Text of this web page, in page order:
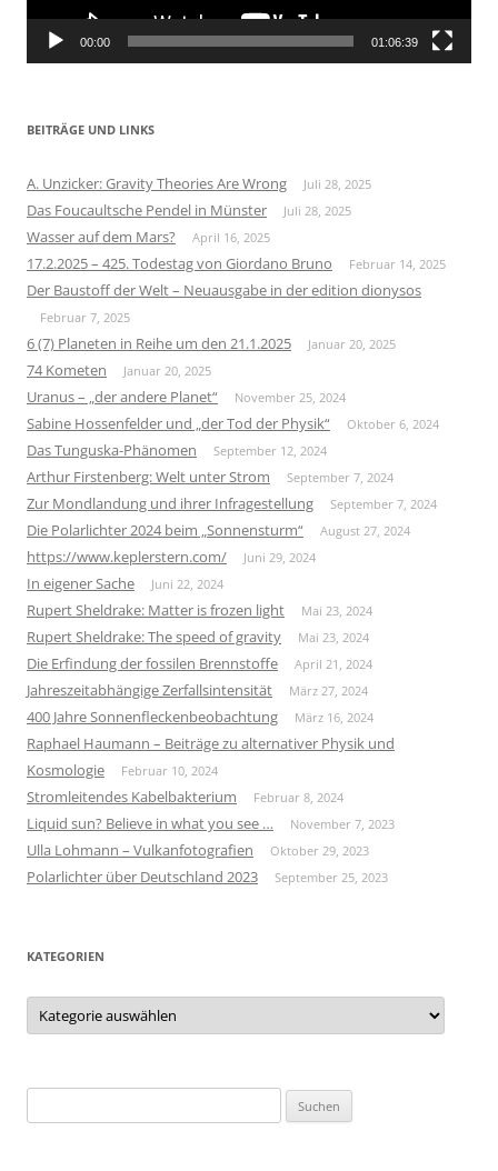
00:00 01:06:39
BEITRÄGE UND LINKS
A. Unzicker: Gravity Theories Are Wrong Juli 28, 2025
Das Foucaultsche Pendel in Münster Juli 28, 2025
Wasser auf dem Mars? April 16, 2025
17.2.2025 – 425. Todestag von Giordano Bruno Februar 14, 2025
Der Baustoff der Welt – Neuausgabe in der edition dionysos
Februar 7, 2025
6 (7) Planeten in Reihe um den 21.1.2025 Januar 20, 2025
74 Kometen Januar 20, 2025
Uranus – „der andere Planet“ November 25, 2024
Sabine Hossenfelder und „der Tod der Physik“ Oktober 6, 2024
Das Tunguska-Phänomen September 12, 2024
Arthur Firstenberg: Welt unter Strom September 7, 2024
Zur Mondlandung und ihrer Infragestellung September 7, 2024
Die Polarlichter 2024 beim „Sonnensturm“ August 27, 2024
https://www.keplerstern.com/ Juni 29, 2024
In eigener Sache Juni 22, 2024
Rupert Sheldrake: Matter is frozen light Mai 23, 2024
Rupert Sheldrake: The speed of gravity Mai 23, 2024
Die Erfindung der fossilen Brennstoffe April 21, 2024
Jahreszeitabhängige Zerfallsintensität März 27, 2024
400 Jahre Sonnenfleckenbeobachtung März 16, 2024
Raphael Haumann – Beiträge zu alternativer Physik und
Kosmologie
Februar 10, 2024
Stromleitendes Kabelbakterium Februar 8, 2024
Liquid sun? Believe in what you see … November 7, 2023
Ulla Lohmann – Vulkanfotografien Oktober 29, 2023
Polarlichter über Deutschland 2023 September 25, 2023
KATEGORIEN
Kategorien
nach: